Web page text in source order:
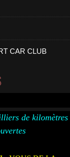
CAR CLUB
de kilomètres